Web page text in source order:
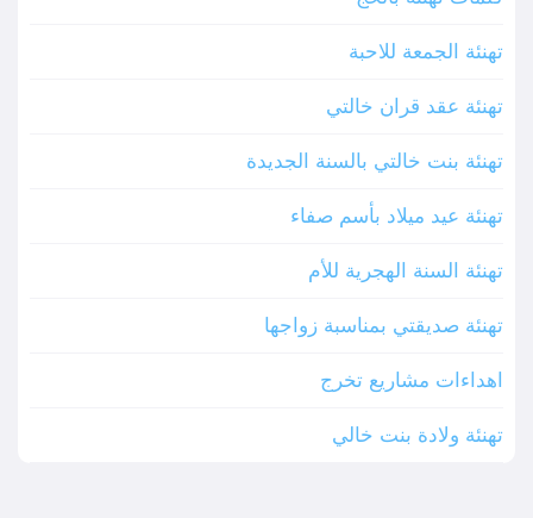
تهنئة الجمعة للاحبة
تهنئة عقد قران خالتي
تهنئة بنت خالتي بالسنة الجديدة
تهنئة عيد ميلاد بأسم صفاء
تهنئة السنة الهجرية للأم
تهنئة صديقتي بمناسبة زواجها
اهداءات مشاريع تخرج
تهنئة ولادة بنت خالي